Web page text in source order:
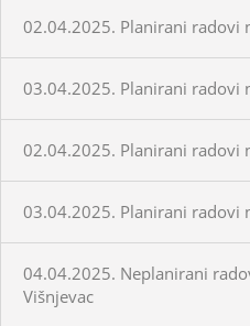
02.04.2025. Planirani radovi
03.04.2025. Planirani radovi
02.04.2025. Planirani radovi
03.04.2025. Planirani radovi
04.04.2025. Neplanirani
Višnjevac